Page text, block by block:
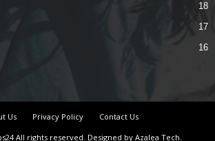
18
17
16
Us Privacy Policy
Contact Us
All rights reserved. Designed by Azalea Tech.